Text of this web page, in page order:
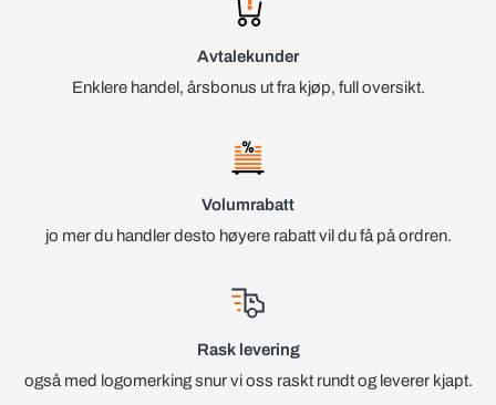
Avtalekunder
Enklere handel, årsbonus ut fra kjøp, full oversikt.
Volumrabatt
jo mer du handler desto høyere rabatt vil du få på ordren.
Rask levering
også med logomerking snur vi oss raskt rundt og leverer kjapt.